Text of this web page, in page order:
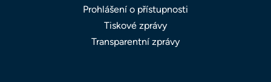
Prohlášení o přístupnosti
Tiskové zprávy
Transparentní zprávy